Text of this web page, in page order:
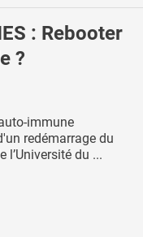
: Rebooter
?
immune
redémarrage du
l’Université du ...